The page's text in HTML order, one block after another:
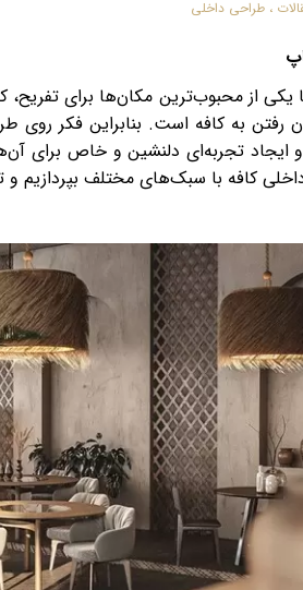
،طراحی داخلی
از محبوب‌ترین مکان‌ها برای تفریح،
رفتن به کافه است. بنابراین فکر
تجربه‌ای دلنشین و خاص برای آن‌ها
کافه با سبک‌های مختلف بپردازیم و